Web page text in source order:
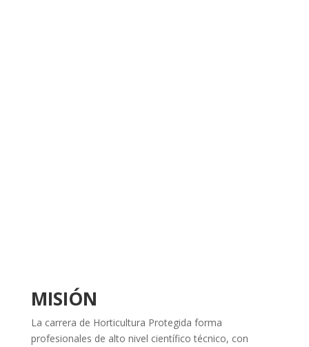
MISIÓN
La carrera de Horticultura Protegida forma
profesionales de alto nivel científico técnico, con